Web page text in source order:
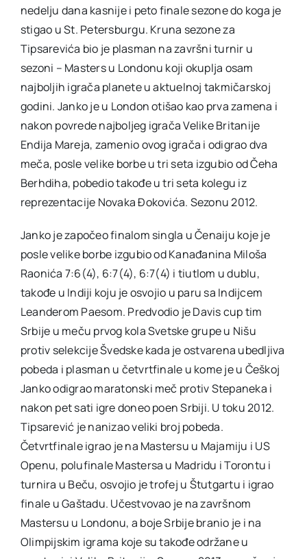
nedelju dana kasnije i peto finale sezone do koga je
stigao u St. Petersburgu. Kruna sezone za
Tipsarevića bio je plasman na završni turnir u
sezoni – Masters u Londonu koji okuplja osam
najboljih igrača planete u aktuelnoj takmičarskoj
godini. Janko je u London otišao kao prva zamena i
nakon povrede najboljeg igrača Velike Britanije
Endija Mareja, zamenio ovog igrača i odigrao dva
meča, posle velike borbe u tri seta izgubio od Čeha
Berhdiha, pobedio takođe u tri seta kolegu iz
reprezentacije Novaka Đokovića. Sezonu 2012.
Janko je započeo finalom singla u Čenaiju koje je
posle velike borbe izgubio od Kanađanina Miloša
Raonića 7:6(4), 6:7(4), 6:7(4) i tiutlom u dublu,
takođe u Indiji koju je osvojio u paru sa Indijcem
Leanderom Paesom. Predvodio je Davis cup tim
Srbije u meču prvog kola Svetske grupe u Nišu
protiv selekcije Švedske kada je ostvarena ubedljiva
pobeda i plasman u četvrtfinale u kome je u Češkoj
Janko odigrao maratonski meč protiv Stepaneka i
nakon pet sati igre doneo poen Srbiji. U toku 2012.
Tipsarević je nanizao veliki broj pobeda.
Četvrtfinale igrao je na Mastersu u Majamiju i US
Openu, polufinale Mastersa u Madridu i Torontu i
turnira u Beču, osvojio je trofej u Štutgartu i igrao
finale u Gaštadu. Učestvovao je na završnom
Mastersu u Londonu, a boje Srbije branio je i na
Olimpijskim igrama koje su takođe održane u